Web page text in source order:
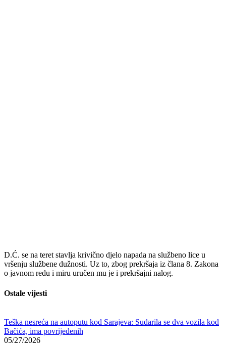
D.Ć. se na teret stavlja krivično djelo napada na službeno lice u
vršenju službene dužnosti. Uz to, zbog prekršaja iz člana 8. Zakona
o javnom redu i miru uručen mu je i prekršajni nalog.
Ostale vijesti
Teška nesreća na autoputu kod Sarajeva: Sudarila se dva vozila kod
Bačića, ima povrijeđenih
05/27/2026